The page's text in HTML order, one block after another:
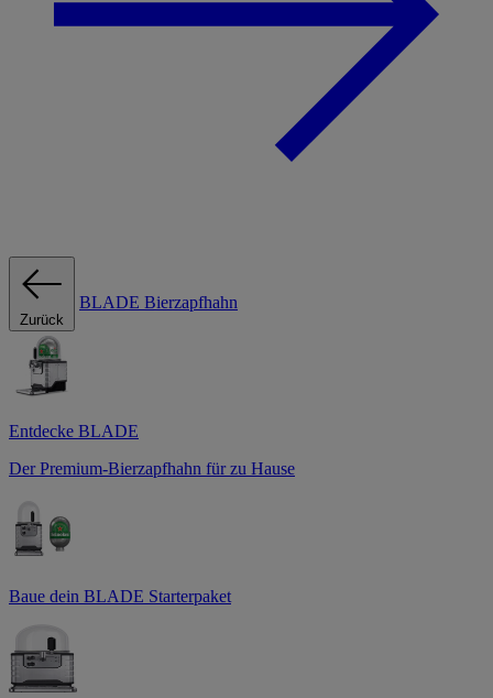
Zurück
BLADE Bierzapfhahn
Entdecke BLADE
Der Premium-Bierzapfhahn für zu Hause
Baue dein BLADE Starterpaket